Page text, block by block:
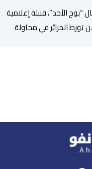
الأحد”، قنبلة إعلامية
تورط الجزائر في محاولة